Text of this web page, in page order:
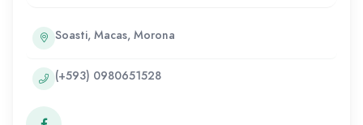
Soasti, Macas, Morona
(+593) 0980651528